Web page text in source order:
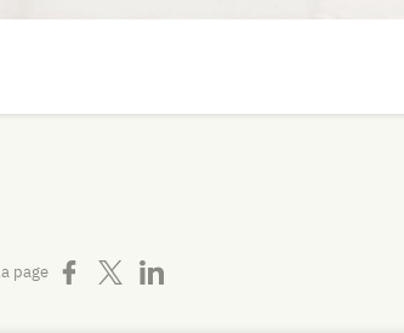
page Partager sur Facebook
Partager sur XPartager sur LinkedIn